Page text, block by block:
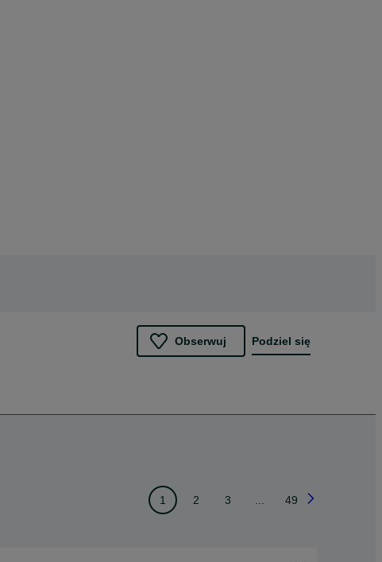
Obserwuj Podziel się
1 2 3 49